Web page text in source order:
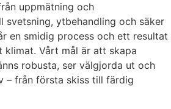
uppmätning och
svetsning, ytbehandling och säker
en smidig process och ett resultat
klimat. Vårt mål är att skapa
robusta, ser välgjorda ut och
– från första skiss till färdig